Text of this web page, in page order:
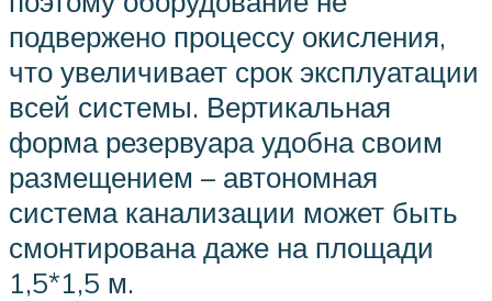
подвержено процессу окисления,
что увеличивает срок эксплуатации
всей системы. Вертикальная
форма резервуара удобна своим
размещением – автономная
система канализации может быть
смонтирована даже на площади
1,5*1,5 м.